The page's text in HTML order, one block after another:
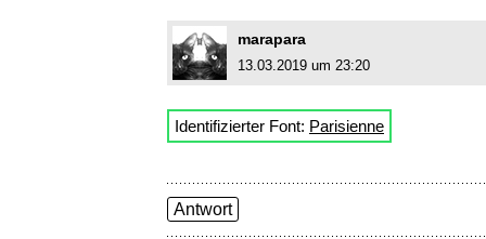
marapara
13.03.2019 um 23:20
Identifizierter Font: Parisienne
Antwort